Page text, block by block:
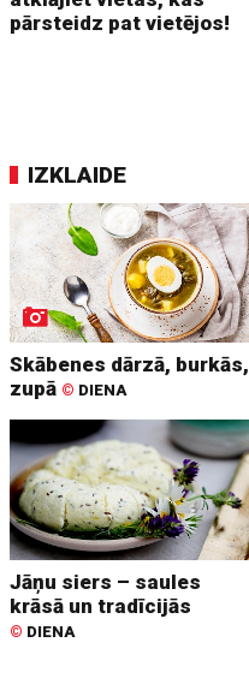
pārsteidz pat vietējos!
IZKLAIDE
Skābenes dārzā, burkās,
zupā © DIENA
Jāņu siers – saules
krāsā un tradīcijās
© DIENA